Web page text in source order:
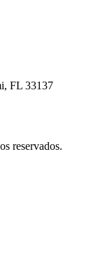
FL 33137
reservados.